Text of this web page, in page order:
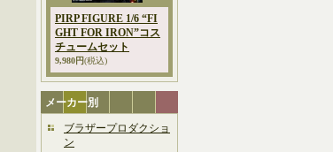
PIRP FIGURE 1/6 “FI
GHT FOR IRON”コス
チュームセット
9,980円(税込)
メーカー別
ブラザープロダクショ
ン